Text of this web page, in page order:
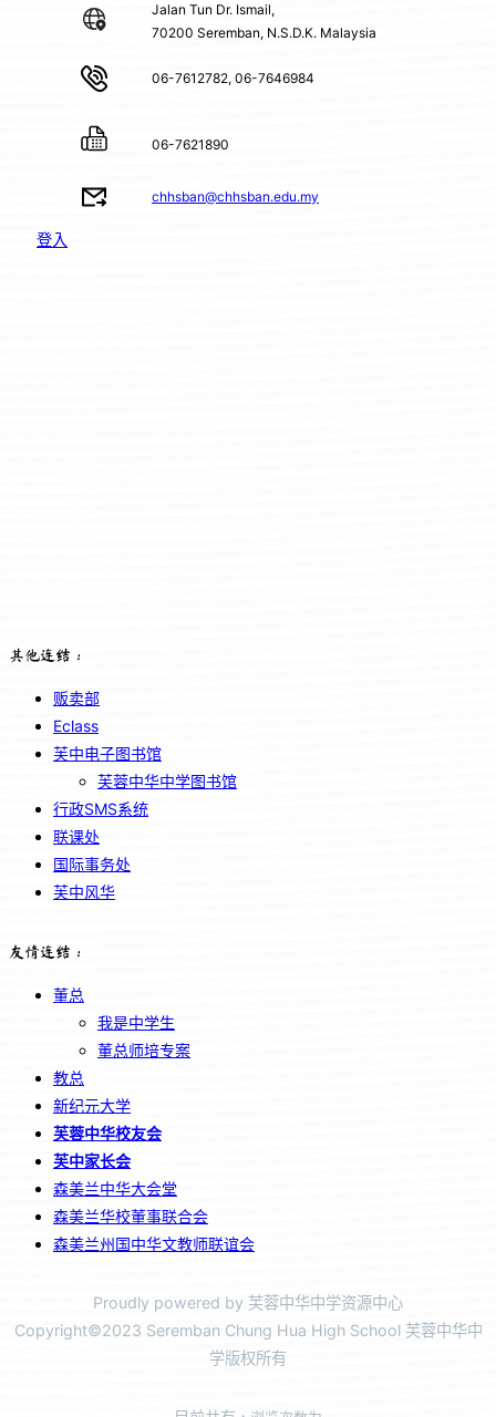
Jalan Tun Dr. Ismail,
70200 Seremban, N.S.D.K. Malaysia
06-7612782, 06-7646984
06-7621890
chhsban@chhsban.edu.my
登入
其他连结：
贩卖部
Eclass
芙中电子图书馆
芙蓉中华中学图书馆
行政SMS系统
联课处
国际事务处
芙中风华
友情连结：
董总
我是中学生
董总师培专案
教总
新纪元大学
芙蓉中华校友会
芙中家长会
森美兰中华大会堂
森美兰华校董事联合会
森美兰州国中华文教师联谊会
Proudly powered by 芙蓉中华中学资源中心
Copyright©2023 Seremban Chung Hua High School 芙蓉中华中
学版权所有